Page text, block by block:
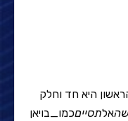
היא חד וחלק
אלתסייםכמו_בויאן